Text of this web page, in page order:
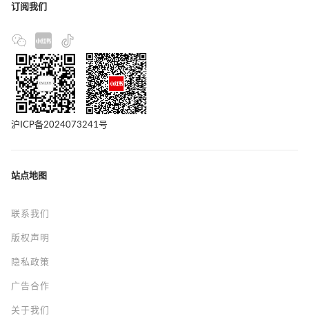
订阅我们
沪ICP备2024073241号
站点地图
联系我们
版权声明
隐私政策
广告合作
关于我们